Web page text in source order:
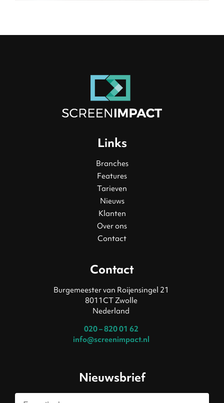
Links
Branches
Features
Tarieven
Nieuws
Klanten
Over ons
Contact
Contact
Burgemeester van Roijensingel 21
8011CT Zwolle
Nederland
020 – 820 01 62
info@screenimpact.nl
Nieuwsbrief